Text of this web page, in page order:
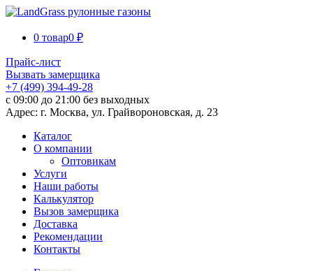
0 товар0 ₽
Прайс-лист
Вызвать замерщика
+7 (499) 394-49-28
с 09:00 до 21:00 без выходных
Адрес: г. Москва, ул. Грайвороновская, д. 23
Каталог
О компании
Оптовикам
Услуги
Наши работы
Калькулятор
Вызов замерщика
Доставка
Рекомендации
Контакты